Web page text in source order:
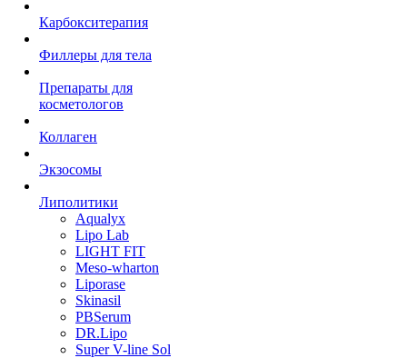
Карбокситерапия
Филлеры для тела
Препараты для
косметологов
Коллаген
Экзосомы
Липолитики
Aqualyx
Lipo Lab
LIGHT FIT
Meso-wharton
Liporase
Skinasil
PBSerum
DR.Lipo
Super V-line Sol